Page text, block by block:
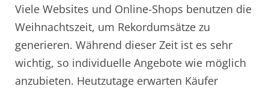
Viele Websites und Online-Shops benutzen die
Weihnachtszeit, um Rekordumsätze zu
generieren. Während dieser Zeit ist es sehr
wichtig, so individuelle Angebote wie möglich
anzubieten. Heutzutage erwarten Käufer